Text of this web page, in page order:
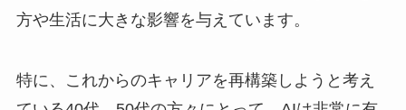
方や生活に大きな影響を与えています。
特に、これからのキャリアを再構築しようと考え